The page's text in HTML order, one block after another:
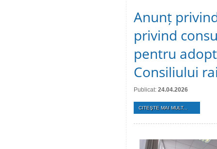
Anunț
privind
pentru
Consiliului
Publicat: 24.04.2026
CITEŞTE MAI MULT...